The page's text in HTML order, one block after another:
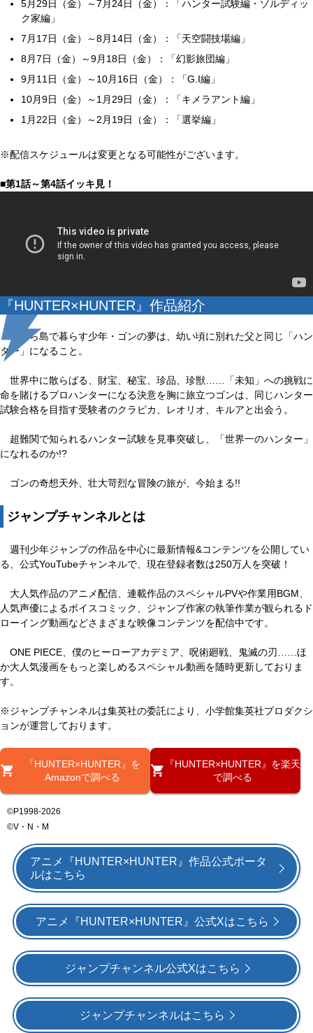
5月29日（金）～7月24日（金）：「ハンター試験編・ゾルディッ
ク家編」
7月17日（金）～8月14日（金）：「天空闘技場編」
8月7日（金）～9月18日（金）：「幻影旅団編」
9月11日（金）～10月16日（金）：「G.I編」
10月9日（金）～1月29日（金）：「キメラアント編」
1月22日（金）～2月19日（金）：「選挙編」
※配信スケジュールは変更となる可能性がございます。
■第1話～第4話イッキ見！
『HUNTER×HUNTER』作品紹介
くじら島で暮らす少年・ゴンの夢は、幼い頃に別れた父と同じ「ハン
ター」になること。
世界中に散らばる、財宝、秘宝、珍品、珍獣……「未知」への挑戦に
命を賭けるプロハンターになる決意を胸に旅立つゴンは、同じハンター
試験合格を目指す受験者のクラピカ、レオリオ、キルアと出会う。
超難関で知られるハンター試験を見事突破し、「世界一のハンター」
になれるのか!?
ゴンの奇想天外、壮大苛烈な冒険の旅が、今始まる!!
ジャンプチャンネルとは
週刊少年ジャンプの作品を中心に最新情報&コンテンツを公開してい
る、公式YouTubeチャンネルで、現在登録者数は250万人を突破！
大人気作品のアニメ配信、連載作品のスペシャルPVや作業用BGM、
人気声優によるボイスコミック、ジャンプ作家の執筆作業が観られるド
ローイング動画などさまざまな映像コンテンツを配信中です。
ONE PIECE、僕のヒーローアカデミア、呪術廻戦、鬼滅の刃……ほ
か大人気漫画をもっと楽しめるスペシャル動画を随時更新しておりま
す。
※ジャンプチャンネルは集英社の委託により、小学館集英社プロダクシ
ョンが運営しております。
『HUNTER×HUNTER』を
Amazonで調べる
『HUNTER×HUNTER』を楽天
で調べる
©P1998-2026
©V・N・M
アニメ『HUNTER×HUNTER』作品公式ポータ
ルはこちら
アニメ『HUNTER×HUNTER』公式Xはこちら
ジャンプチャンネル公式Xはこちら
ジャンプチャンネルはこちら